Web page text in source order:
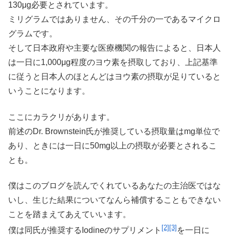
130μg必要とされています。
ミリグラムではありません、その千分の一であるマイクロ
グラムです。
そして日本政府や主要な医療機関の報告によると、日本人
は一日に1,000μg程度のヨウ素を摂取しており、上記基準
に従うと日本人のほとんどはヨウ素の摂取が足りていると
いうことになります。
ここにカラクリがあります。
前述のDr. Brownstein氏が推奨している摂取量はmg単位で
あり、ときには一日に50mg以上の摂取が必要とされるこ
とも。
僕はこのブログを読んでくれているあなたの主治医ではな
いし、生じた結果についてなんら補償することもできない
ことを踏まえてあえていいます。
僕は同氏が推奨するIodineのサプリメント [2] [3] を一日に